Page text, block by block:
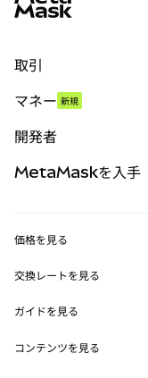
取引
パーペチュアル
RWA
マネー 新規
開発者
MetaMask Connect
Snaps
Web3サービス
MetaMaskを入手
セキュリティ
サポート
価格を見る
イーサリアムの価格
Solanaの価格
交換レートを見る
ETH→USD
USDT→INR
ガイドを見る
ETHの購入
コンテンツを見る